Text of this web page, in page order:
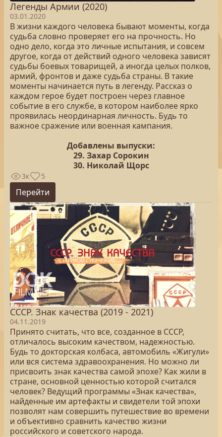
Легенды Армии (2020)
03.01.2020
В жизни каждого человека бывают моменты, когда
судьба словно проверяет его на прочность. Но
одно дело, когда это личные испытания, и совсем
другое, когда от действий одного человека зависят
судьбы боевых товарищей, а иногда целых полков,
армий, фронтов и даже судьба страны. В такие
моменты начинается путь в легенду. Рассказ о
каждом герое будет построен через главное
событие в его службе, в котором наиболее ярко
проявилась неординарная личность. Будь то
важное сражение или военная кампания.
Добавлены выпуски:
29. Захар Сорокин
30. Николай Щорс
3к 5
Перейти
СССР. Знак качества (2019 - 2021)
04.11.2019
Принято считать, что все, созданное в СССР,
отличалось высоким качеством, надежностью.
Будь то докторская колбаса, автомобиль «Жигули»
или вся система здравоохранения. Но можно ли
присвоить знак качества самой эпохе? Как жили в
стране, основной ценностью которой считался
человек? Ведущий программы «Знак качества»,
найденные им артефакты и свидетели той эпохи
позволят нам совершить путешествие во времени
и объективно сравнить качество жизни
российского и советского народа.